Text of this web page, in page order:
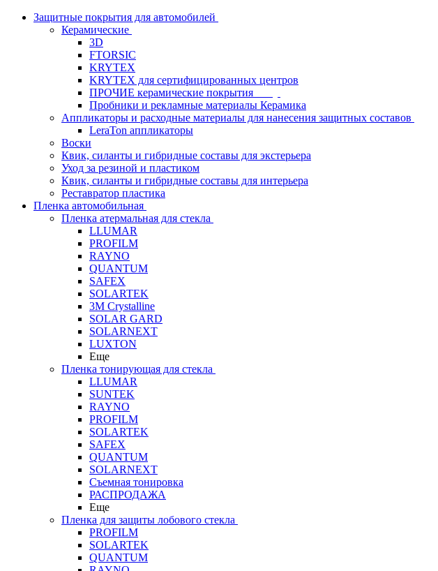
Защитные покрытия для автомобилей
Керамические
3D
FTORSIC
KRYTEX
KRYTEX для сертифицированных центров
ПРОЧИЕ керамические покрытия
Пробники и рекламные материалы Керамика
Аппликаторы и расходные материалы для нанесения защитных составов
LeraTon аппликаторы
Воски
Квик, силанты и гибридные составы для экстерьера
Уход за резиной и пластиком
Квик, силанты и гибридные составы для интерьера
Реставратор пластика
Пленка автомобильная
Пленка атермальная для стекла
LLUMAR
PROFILM
RAYNO
QUANTUM
SAFEX
SOLARTEK
3M Crystalline
SOLAR GARD
SOLARNEXT
LUXTON
Еще
Пленка тонирующая для стекла
LLUMAR
SUNTEK
RAYNO
PROFILM
SOLARTEK
SAFEX
QUANTUM
SOLARNEXT
Съемная тонировка
РАСПРОДАЖА
Еще
Пленка для защиты лобового стекла
PROFILM
SOLARTEK
QUANTUM